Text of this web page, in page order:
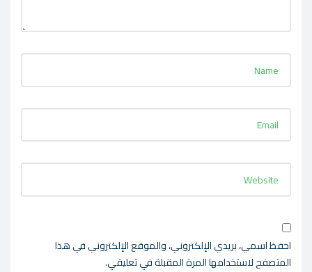
احفظ اسمي، بريدي الإلكتروني، والموقع الإلكتروني في هذا
المتصفح لاستخدامها المرة المقبلة في تعليقي.